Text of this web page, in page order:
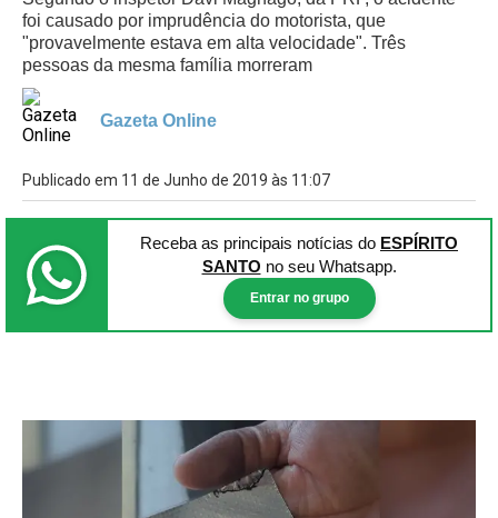
foi causado por imprudência do motorista, que
"provavelmente estava em alta velocidade". Três
pessoas da mesma família morreram
Gazeta Online
Publicado em 11 de Junho de 2019 às 11:07
Receba as principais notícias do ESPÍRITO
SANTO no seu Whatsapp.
Entrar no grupo